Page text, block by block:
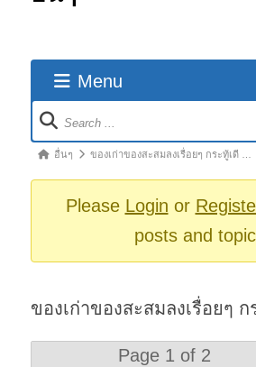
Menu
Forum
Navigation
Forum
อื่นๆ ของเก่าของสะสมลงเรื่อยๆ กระทู้เดี …
Please Login or
posts and
ของเก่าของสะสมลงเรื่อยๆ ก
Page 1 of 2